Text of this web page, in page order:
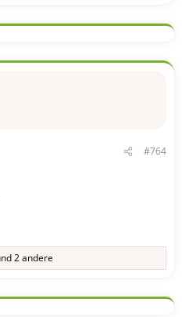
#764
2 andere